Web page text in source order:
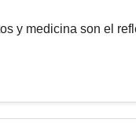
y medicina son el